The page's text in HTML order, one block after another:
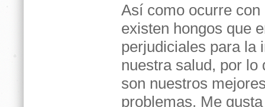
Así como ocurre
existen hongos que
perjudiciales para la
nuestra salud, por lo
son nuestros
problemas. Me